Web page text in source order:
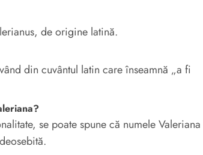
de origine latină.
din cuvântul latin care înseamnă „a fi
se poate spune că numele Valeriana